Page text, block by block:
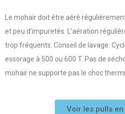
Le mohair doit être aéré
et peu d’impuretés. L’aération
trop fréquents. Conseil de lavage:
essorage à 500 ou 600 T. Pas de
mohair ne supporte pas le choc
Voir les pulls